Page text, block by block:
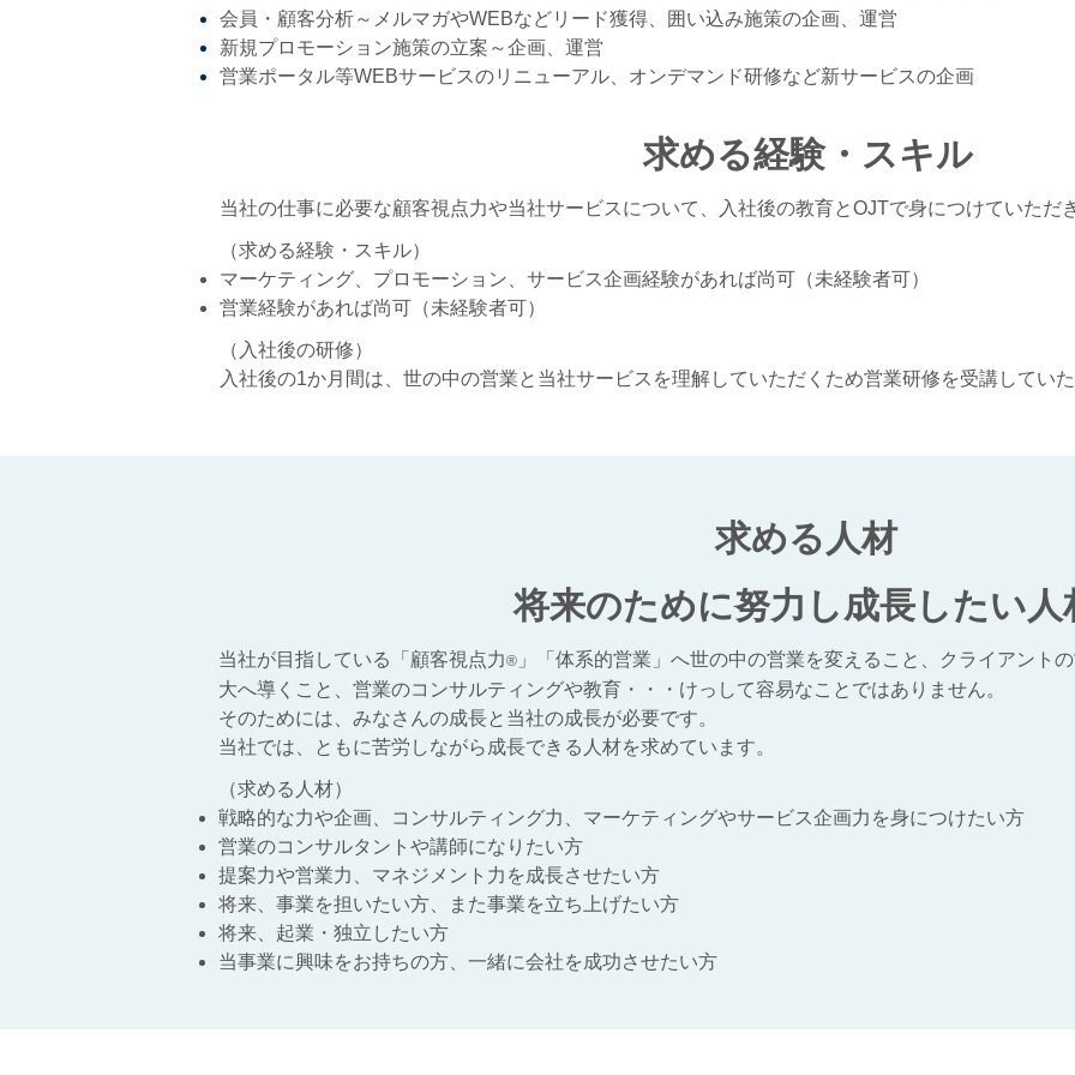
会員・顧客分析～メルマガやWEBなどリード獲得、囲い込み施策の企画、運営
新規プロモーション施策の立案～企画、運営
​営業ポータル等WEBサービスのリニューアル、オンデマンド研修など新サービスの企画
求める経験・スキル
当社の仕事に必要な顧客視点力や当社サービスについて、入社後の教育とOJTで身につけていただ
（求める経験・スキル）
マーケティング、プロモーション、サービス企画経験があれば尚可（未経験者可）
​営業経験があれば尚可（未経験者可）
​（入社後の研修）
入社後の1か月間は、世の中の営業と当社サービスを理解していただくため営業研修を受講していた
求める人材
将来のために努力し成長したい人
当社が目指している「顧客視点力® 」「体系的営業」へ世の中の営業を変えること、クライアント
大へ導くこと、営業のコンサルティングや教育・・・けっして容易なことではありません。
そのためには、みなさんの成長と当社の成長が必要です。
当社では、ともに苦労しながら成長できる人材を求めています。
（求める人材）
戦略的な力や企画、コンサルティング力、マーケティングやサービス企画力を身につけたい方
営業のコンサルタントや講師になりたい方
提案力や営業力、マネジメント力を成長させたい方
将来、事業を担いたい方、また事業を立ち上げたい方
将来、起業・独立したい方
当事業に興味をお持ちの方、一緒に会社を成功させたい方